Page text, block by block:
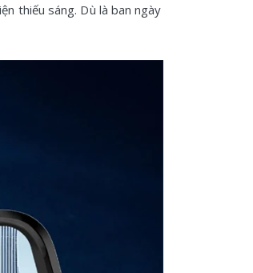
thiếu sáng. Dù là ban ngày